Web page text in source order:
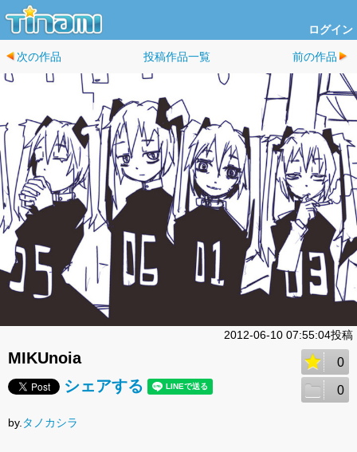
ログイン
次の作品 投稿作品一覧 前の作品
2012-06-10 07:55:04投稿
MIKUnoia
シェアする
0
0
by. タノカシラ